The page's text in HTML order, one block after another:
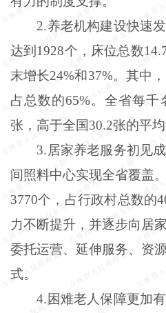
2.养老机构建设快速
达到1928个，床位总数
末增长24%和37%。其中
占总数的65%。全省每千
张，高于全国30.2张的平均
3.居家养老服务初见
间照料中心实现全省覆盖
3770个，占行政村总数的
力不断提升，并逐步向居
委托运营、延伸服务、资
式。
4.困难老人保障更加